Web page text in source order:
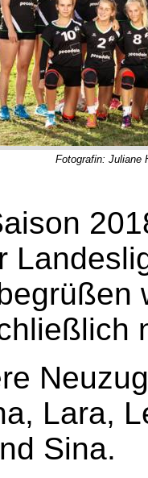
Fotografin: Juliane
Lara,
Sina.